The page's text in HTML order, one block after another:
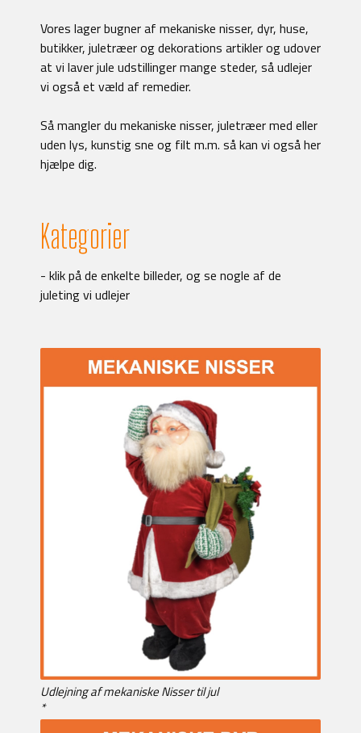
Vores lager bugner af mekaniske nisser, dyr, huse,
butikker, juletræer og dekorations artikler og udover
at vi laver jule udstillinger mange steder, så udlejer
vi også et væld af remedier.
Så mangler du mekaniske nisser, juletræer med eller
uden lys, kunstig sne og filt m.m. så kan vi også her
hjælpe dig.
Kategorier
- klik på de enkelte billeder, og se nogle af de
juleting vi udlejer
Udlejning af mekaniske Nisser til jul
*